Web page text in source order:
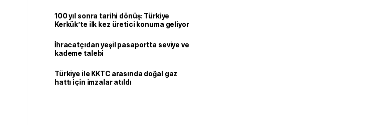
100 yıl sonra tarihi dönüş: Türkiye
Kerkük’te ilk kez üretici konuma geliyor
İhracatçıdan yeşil pasaportta seviye ve
kademe talebi
Türkiye ile KKTC arasında doğal gaz
hattı için imzalar atıldı